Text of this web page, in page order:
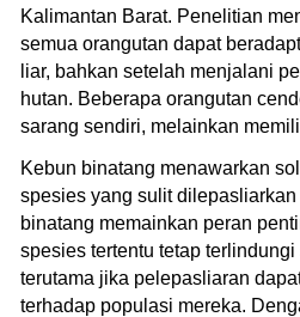
Kalimantan Barat. Penelitian
semua orangutan dapat
liar, bahkan setelah menjalani
hutan. Beberapa orangutan
sarang sendiri, melainkan
Kebun binatang menawarkan
spesies yang sulit
binatang memainkan peran
spesies tertentu tetap
terutama jika pelepasliaran
terhadap populasi mereka.